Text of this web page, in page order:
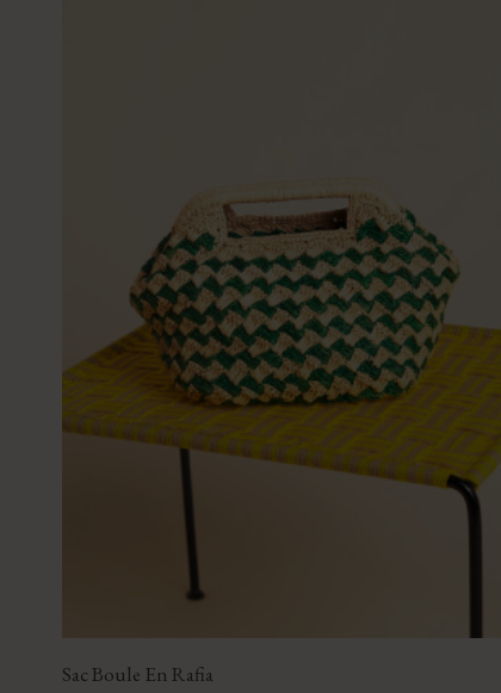
Sac Boule En Rafia